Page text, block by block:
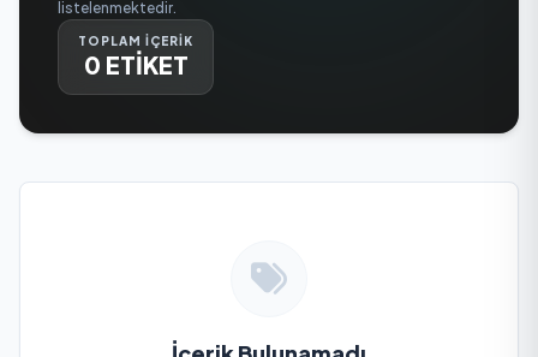
listelenmektedir.
TOPLAM İÇERİK
0 ETİKET